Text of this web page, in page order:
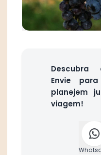
Descubra
Envie
planejem
viagem!